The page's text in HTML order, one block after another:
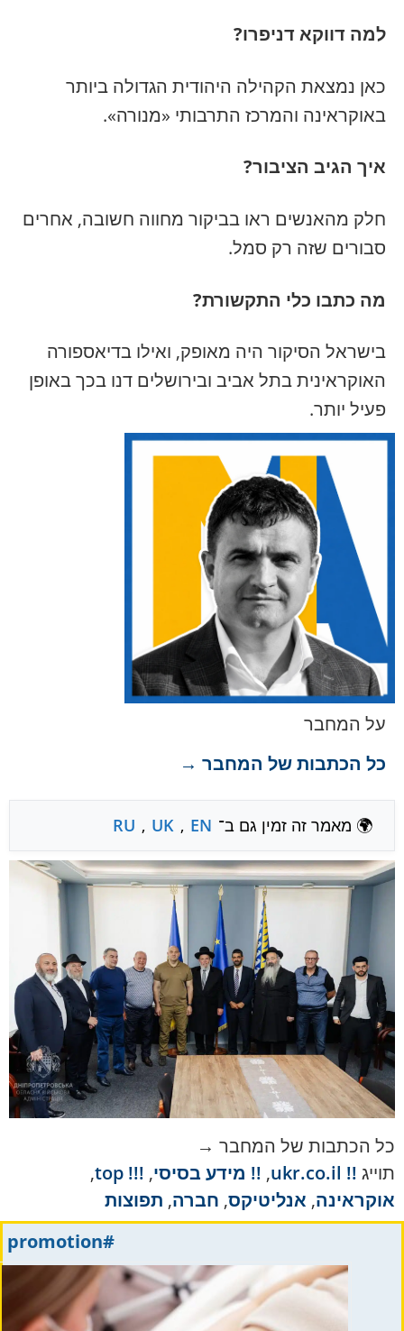
למה דווקא דניפרו?
כאן נמצאת הקהילה היהודית הגדולה ביותר
באוקראינה והמרכז התרבותי «מנורה».
איך הגיב הציבור?
חלק מהאנשים ראו בביקור מחווה חשובה, אחרים
סבורים שזה רק סמל.
מה כתבו כלי התקשורת?
בישראל הסיקור היה מאופק, ואילו בדיאספורה
האוקראינית בתל אביב ובירושלים דנו בכך באופן
פעיל יותר.
על המחבר
כל הכתבות של המחבר →
🌍 מאמר זה זמין גם ב־ RU , UK , EN
כל הכתבות של המחבר →
תוייג !! ukr.co.il
, !! מידע בסיסי,
!!! top
,
אוקראינה, אנליטיקס, חברה, תפוצות
#promotion